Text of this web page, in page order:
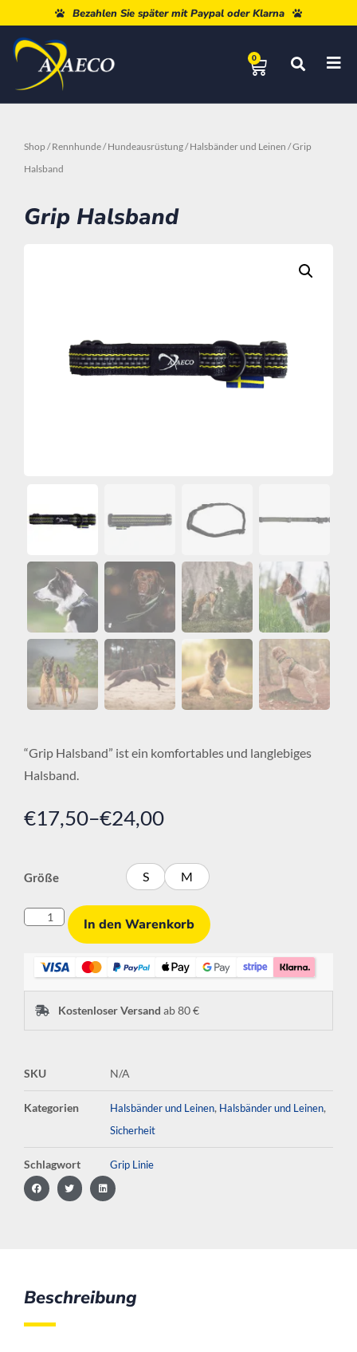
Kostenloser Versand ab 80 €
Bezahlen Sie später mit Paypal oder Klarna
0
Shop /Rennhunde/Hundeausrüstung/Halsbänder und Leinen / Grip
Halsband
Grip Halsband
“Grip Halsband” ist ein komfortables und langlebiges
Halsband.
€17,50–€24,00
Größe S M
In den Warenkorb
Kostenloser Versand ab 80 €
SKU N/A
Kategorien Halsbänder und Leinen, Halsbänder und Leinen,
Sicherheit
Schlagwort Grip Linie
Beschreibung